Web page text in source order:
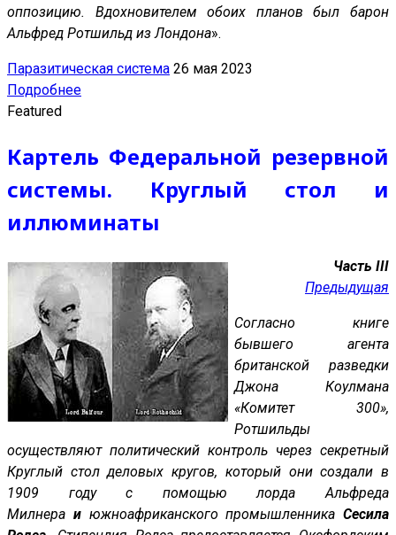
оппозицию. Вдохновителем обоих планов был барон
Альфред Ротшильд из Лондона».
Паразитическая система 26 мая 2023
Подробнее
Featured
Картель Федеральной резервной
системы. Круглый стол и
иллюминаты
Часть III
Предыдущая
Согласно книге
бывшего агента
британской разведки
Джона Коулмана
«Комитет 300»,
Ротшильды
осуществляют политический контроль через секретный
Круглый стол деловых кругов, который они создали в
1909 году с помощью лорда Альфреда
Милнера июжноафриканского промышленника Сесила